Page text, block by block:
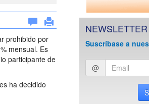
prohibido por
mensual. Es
participante de
ha decidido
NEWSLETTER
Suscríbase a
Ingresar
email
@